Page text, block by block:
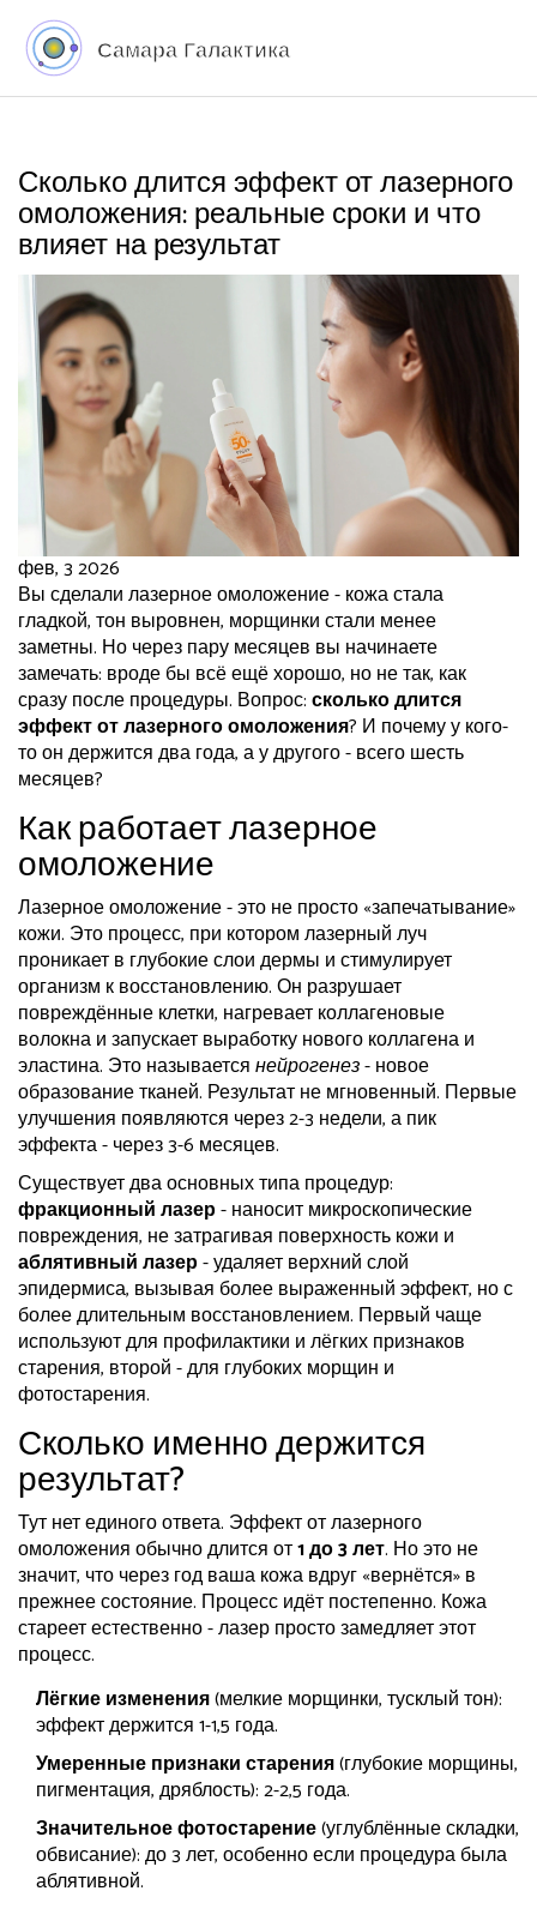
Сколько длится эффект от лазерного
омоложения: реальные сроки и что
влияет на результат
фев, 3 2026
Вы сделали лазерное омоложение - кожа стала
гладкой, тон выровнен, морщинки стали менее
заметны. Но через пару месяцев вы начинаете
замечать: вроде бы всё ещё хорошо, но не так, как
сразу после процедуры. Вопрос:сколько длится
эффект от лазерного омоложения? И почему у кого-
то он держится два года, а у другого - всего шесть
месяцев?
Как работает лазерное
омоложение
Лазерное омоложение - это не просто «запечатывание»
кожи. Это процесс, при котором лазерный луч
проникает в глубокие слои дермы и стимулирует
организм к восстановлению. Он разрушает
повреждённые клетки, нагревает коллагеновые
волокна и запускает выработку нового коллагена и
эластина. Это называетсянейрогенез- новое
образование тканей. Результат не мгновенный. Первые
улучшения появляются через 2-3 недели, а пик
эффекта - через 3-6 месяцев.
Существует два основных типа процедур:
фракционный лазер-наносит микроскопические
повреждения, не затрагивая поверхность кожи и
аблятивный лазер-удаляет верхний слой
эпидермиса, вызывая более выраженный эффект, но с
более длительным восстановлением. Первый чаще
используют для профилактики и лёгких признаков
старения, второй - для глубоких морщин и
фотостарения.
Сколько именно держится
результат?
Тут нет единого ответа. Эффект от лазерного
омоложения обычно длится от1 до 3 лет. Но это не
значит, что через год ваша кожа вдруг «вернётся» в
прежнее состояние. Процесс идёт постепенно. Кожа
стареет естественно - лазер просто замедляет этот
процесс.
Лёгкие изменения(мелкие морщинки, тусклый тон):
эффект держится 1-1,5 года.
Умеренные признаки старения(глубокие морщины,
пигментация, дряблость): 2-2,5 года.
Значительное фотостарение(углублённые складки,
обвисание): до 3 лет, особенно если процедура была
аблятивной.